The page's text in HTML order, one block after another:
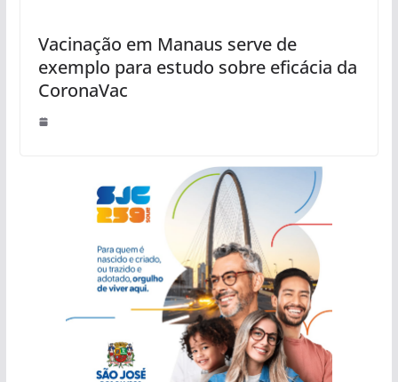
Vacinação em Manaus serve de
exemplo para estudo sobre eficácia da
CoronaVac